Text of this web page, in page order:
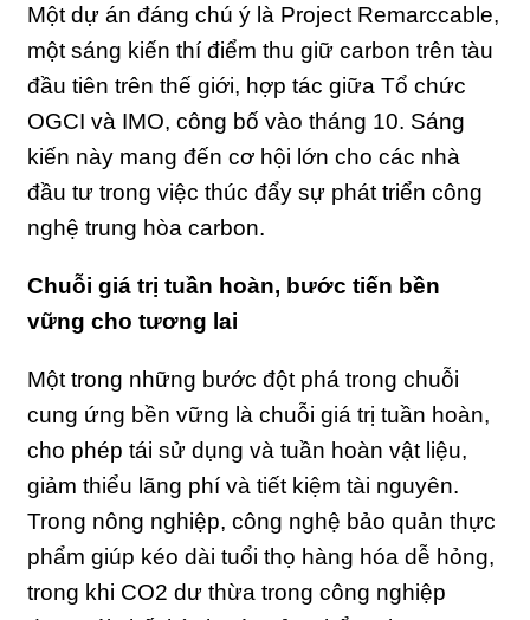
Một dự án đáng chú ý là Project Remarccable,
một sáng kiến thí điểm thu giữ carbon trên tàu
đầu tiên trên thế giới, hợp tác giữa Tổ chức
OGCI và IMO, công bố vào tháng 10. Sáng
kiến này mang đến cơ hội lớn cho các nhà
đầu tư trong việc thúc đẩy sự phát triển công
nghệ trung hòa carbon.
Chuỗi giá trị tuần hoàn, bước tiến bền
vững cho tương lai
Một trong những bước đột phá trong chuỗi
cung ứng bền vững là chuỗi giá trị tuần hoàn,
cho phép tái sử dụng và tuần hoàn vật liệu,
giảm thiểu lãng phí và tiết kiệm tài nguyên.
Trong nông nghiệp, công nghệ bảo quản thực
phẩm giúp kéo dài tuổi thọ hàng hóa dễ hỏng,
trong khi CO2 dư thừa trong công nghiệp